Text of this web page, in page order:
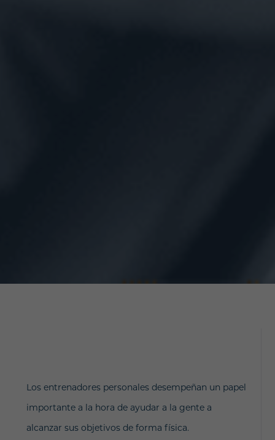
Los entrenadores personales desempeñan un papel
importante a la hora de ayudar a la gente a
alcanzar sus objetivos de forma física.